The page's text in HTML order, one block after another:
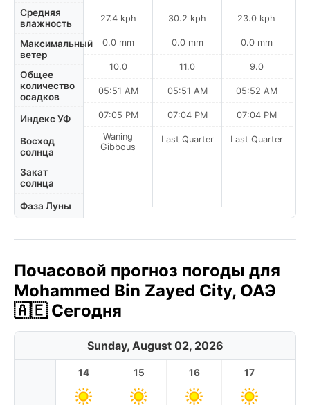
Средняя
влажность
Максимальный
ветер
Общее
количество
осадков
Индекс УФ
Восход
солнца
Закат
солнца
Фаза Луны
27.4 kph
0.0 mm
10.0
05:51 AM
07:05 PM
Waning
Gibbous
30.2 kph
0.0 mm
11.0
05:51 AM
07:04 PM
Last Quarter
23.0 kph
0.0 mm
9.0
05:52 AM
07:04 PM
Last Quarter
Почасовой прогноз погоды для
Mohammed Bin Zayed City, ОАЭ
🇦🇪 Сегодня
Sunday, August 02, 2026
14 15 16 17